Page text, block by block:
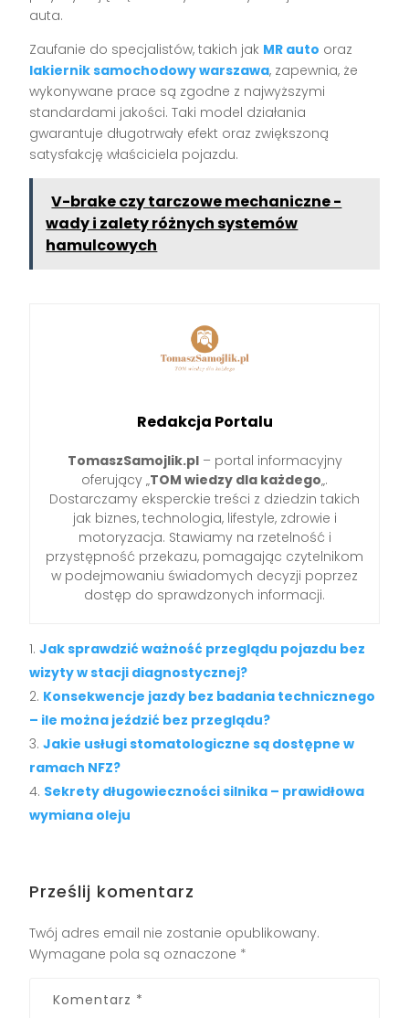
auta.
Zaufanie do specjalistów, takich jak MR auto oraz
lakiernik samochodowy warszawa, zapewnia, że
wykonywane prace są zgodne z najwyższymi
standardami jakości. Taki model działania
gwarantuje długotrwały efekt oraz zwiększoną
satysfakcję właściciela pojazdu.
V-brake czy tarczowe mechaniczne -
wady i zalety różnych systemów
hamulcowych
Redakcja Portalu
TomaszSamojlik.pl– portal informacyjny
oferujący „TOM wiedzy dla każdego„.
Dostarczamy eksperckie treści z dziedzin takich
jak biznes, technologia, lifestyle, zdrowie i
motoryzacja. Stawiamy na rzetelność i
przystępność przekazu, pomagając czytelnikom
w podejmowaniu świadomych decyzji poprzez
dostęp do sprawdzonych informacji.
Jak sprawdzić ważność przeglądu pojazdu bez
wizyty w stacji diagnostycznej?
Konsekwencje jazdy bez badania technicznego
– ile można jeździć bez przeglądu?
Jakie usługi stomatologiczne są dostępne w
ramach NFZ?
Sekrety długowieczności silnika – prawidłowa
wymiana oleju
Prześlij komentarz
Twój adres email nie zostanie opublikowany.
Wymagane pola są oznaczone *